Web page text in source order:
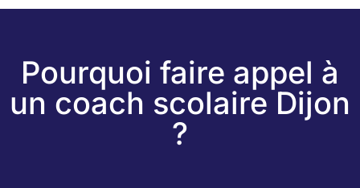
Pourquoi faire appel à
un coach scolaire Dijon
?